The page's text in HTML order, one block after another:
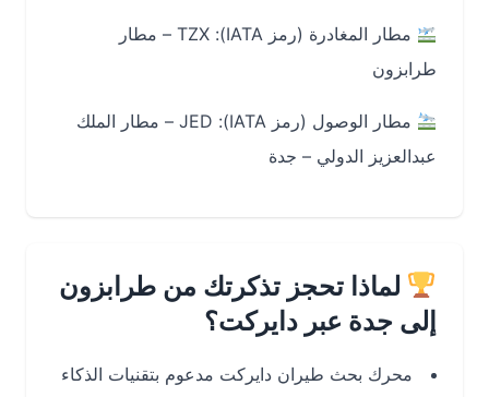
مطار المغادرة (رمز IATA):
TZX – مطار
طرابزون
مطار الوصول (رمز IATA):
JED – مطار الملك
عبدالعزيز الدولي – جدة
لماذا تحجز تذكرتك من طرابزون
إلى جدة عبر دايركت؟
محرك بحث طيران دايركت مدعوم بتقنيات الذكاء